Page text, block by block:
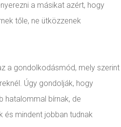
a másikat azért, hogy
tőle, ne ütközzenek
a gondolkodásmód, mely szerint
Úgy gondolják, hogy
hatalommal bírnak, de
és mindent jobban tudnak